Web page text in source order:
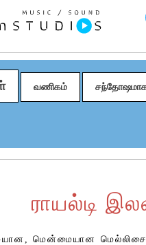
வணிகம்
ராயல்டி
மென்மையான